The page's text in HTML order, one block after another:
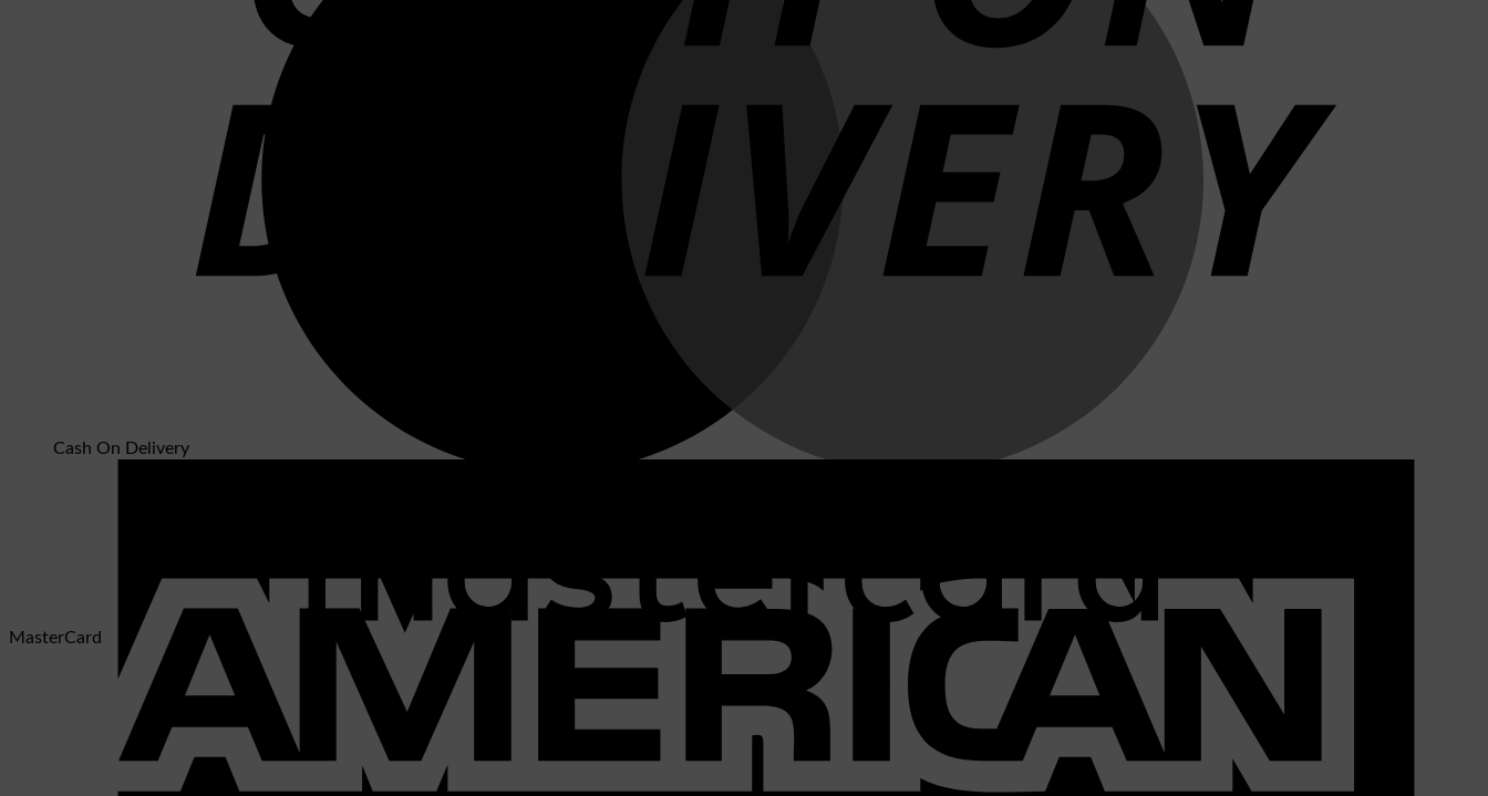
Cash On Delivery
MasterCard